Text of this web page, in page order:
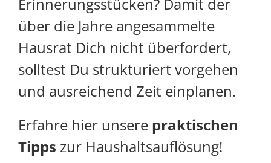
Erinnerungsstücken? Damit der
über die Jahre angesammelte
Hausrat Dich nicht überfordert,
solltest Du strukturiert vorgehen
und ausreichend Zeit einplanen.
Erfahre hier unsere praktischen
Tipps zur Haushaltsauflösung!